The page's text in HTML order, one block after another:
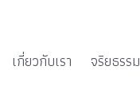
เกี่ยวกับเรา จริยธรรม